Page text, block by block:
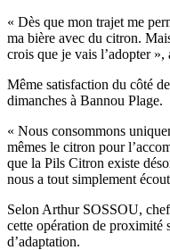
« Dès que mon trajet me
ma bière avec du citron.
crois que je vais l’adopter
Même satisfaction du côté
dimanches à Bannou Plage.
« Nous consommons
mêmes le citron pour
que la Pils Citron existe
nous a tout simplement
Selon Arthur SOSSOU,
cette opération de proximité
d’adaptation.